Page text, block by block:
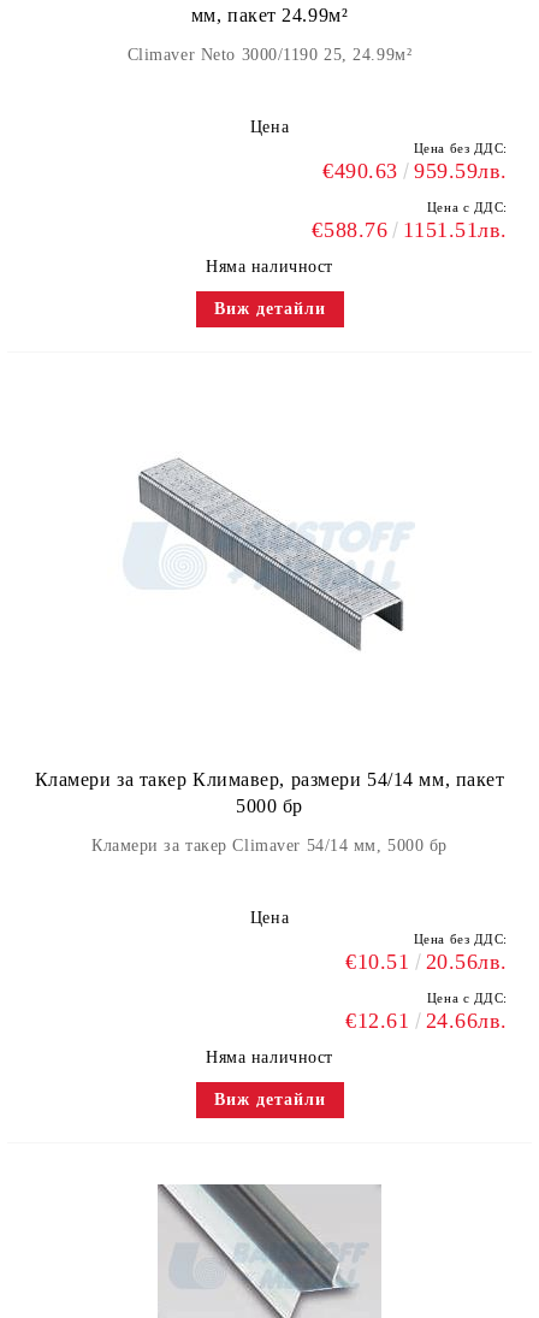
мм, пакет 24.99м²
Climaver Neto 3000/1190 25, 24.99м²
Цена
Цена без ДДС:
€490.63 959.59лв.
Цена с ДДС:
€588.76 1151.51лв.
Няма наличност
Виж детайли
Кламери за такер Климавер, размери 54/14 мм, пакет
5000 бр
Кламери за такер Climaver 54/14 мм, 5000 бр
Цена
Цена без ДДС:
€10.51 20.56лв.
Цена с ДДС:
€12.61 24.66лв.
Няма наличност
Виж детайли